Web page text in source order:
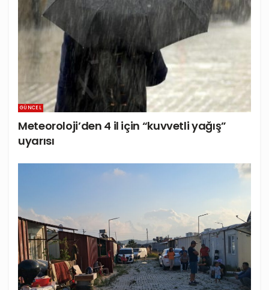
GÜNCEL
Meteoroloji’den 4 il için “kuvvetli yağış”
uyarısı